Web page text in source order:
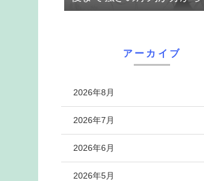
アーカイブ
2026年8月
2026年7月
2026年6月
2026年5月